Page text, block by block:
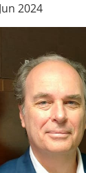
2024